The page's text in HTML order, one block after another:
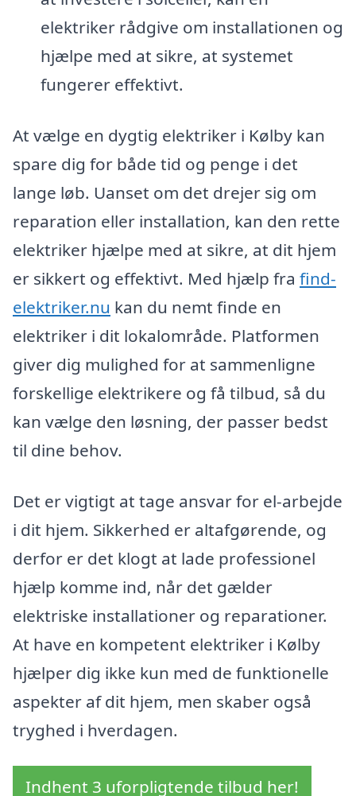
elektriker rådgive om installationen og
hjælpe med at sikre, at systemet
fungerer effektivt.
At vælge en dygtig elektriker i Kølby kan
spare dig for både tid og penge i det
lange løb. Uanset om det drejer sig om
reparation eller installation, kan den rette
elektriker hjælpe med at sikre, at dit hjem
er sikkert og effektivt. Med hjælp fra find-
elektriker.nu kan du nemt finde en
elektriker i dit lokalområde. Platformen
giver dig mulighed for at sammenligne
forskellige elektrikere og få tilbud, så du
kan vælge den løsning, der passer bedst
til dine behov.
Det er vigtigt at tage ansvar for el-arbejde
i dit hjem. Sikkerhed er altafgørende, og
derfor er det klogt at lade professionel
hjælp komme ind, når det gælder
elektriske installationer og reparationer.
At have en kompetent elektriker i Kølby
hjælper dig ikke kun med de funktionelle
aspekter af dit hjem, men skaber også
tryghed i hverdagen.
Indhent 3 uforpligtende tilbud her!